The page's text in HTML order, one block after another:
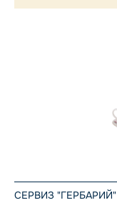
СЕРВИЗ "ГЕРБАРИЙ"